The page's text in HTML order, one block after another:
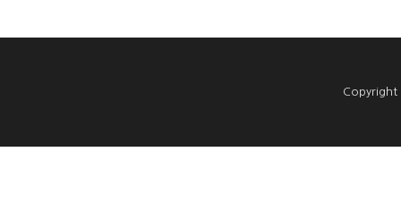
Copyright